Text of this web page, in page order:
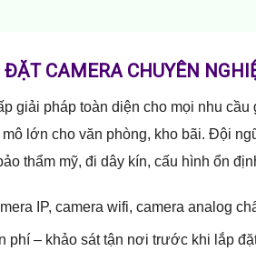
ĐẶT CAMERA CHUYÊN
giải pháp toàn diện cho mọi nhu
lớn cho văn phòng, kho bãi. Đội
thẩm mỹ, đi dây kín, cấu hình ổn
IP, camera wifi, camera analog
phí – khảo sát tận nơi trước khi lắp